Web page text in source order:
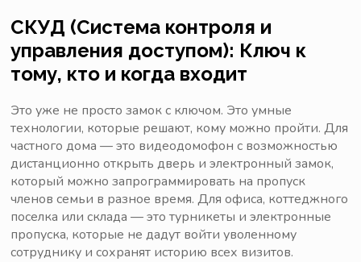
СКУД (Система контроля и
управления доступом): Ключ к
тому, кто и когда входит
Это уже не просто замок с ключом. Это умные
технологии, которые решают, кому можно пройти. Для
частного дома — это видеодомофон с возможностью
дистанционно открыть дверь и электронный замок,
который можно запрограммировать на пропуск
членов семьи в разное время. Для офиса, коттеджного
поселка или склада — это турникеты и электронные
пропуска, которые не дадут войти уволенному
сотруднику и сохранят историю всех визитов.